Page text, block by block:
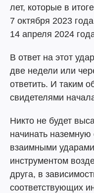
лет, которые в
7 октября 2023
14 апреля 2024
В ответ на этот
две недели или
ответить. И таким
свидетелями
Никто не будет
начинать
взаимными
инструментом
друга, в
соответствующих